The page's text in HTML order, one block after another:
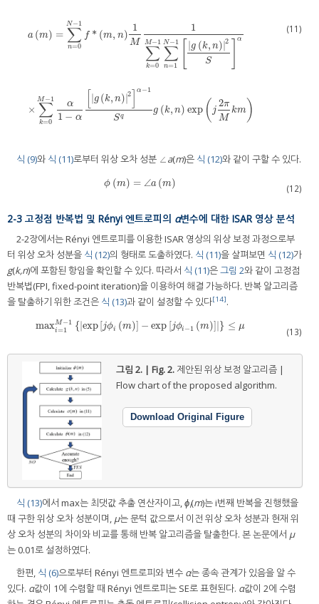
a (m) = ∑
n=0
N−1
f * (m, n)
1
M
1
∑
k=0
M−1 ∑
n=1
N−1 g (k, n) |2
S
α
× ∑
k=0
M−1 α
1 − α
g (k, n) |2 ]α −1
Sq
g (k, n) exp (j
2π
M
km)
(11)
식 (9)와 식 (11)로부터 위상 오차 성분 ∠a(m)은 식 (12)와 같이 구할 수 있다.
ϕ (m) = ∠a (m)
ϕm =∠am (12)
2-3 고정점 반복법 및 Rényi 엔트로피의 α변수에 대한 ISAR 영상 분석
2-2장에서는 Rényi 엔트로피를 이용한 ISAR 영상의 위상 보정 과정으로부
터 위상 오차 성분을 식 (12)의 형태로 도출하였다. 식 (11)을 살펴보면 식 (12)가
g(k,n)에 포함된 항임을 확인할 수 있다. 따라서 식 (11)은그림 2와 같이 고정점
반복법(FPI, fixed-point iteration)을 이용하여 해결 가능하다. 반복 알고리즘
을 탈출하기 위한 조건은 식 (13)과 같이 설정할 수 있다[14].
maxM−1
i=1 {| exp [jϕi (m)] − exp [jϕi −1 (m)] } ≤ μ
maxi=1 M−1 expj im −exp jϕi−1m≤μ (13)
그림 2. | Fig. 2. 제안된 위상 보정 알고리즘 |
Flow chart of the proposed algorithm.
Download Original Figure
식 (13)에서 max는 최댓값 추출 연산자이고,ϕi(m)는 i번째 반복을 진행했을
때 구한 위상 오차 성분이며, μ는 문턱 값으로서 이전 위상 오차 성분과 현재 위
상 오차 성분의 차이와 비교를 통해 반복 알고리즘을 탈출한다. 본 논문에서 μ
는 0.01로 설정하였다.
한편, 식 (6)으로부터 Rényi 엔트로피와 변수 α는 종속 관계가 있음을 알 수
있다. α값이 1에 수렴할 때 Rényi 엔트로피는 SE로 표현된다. α값이 2에 수렴